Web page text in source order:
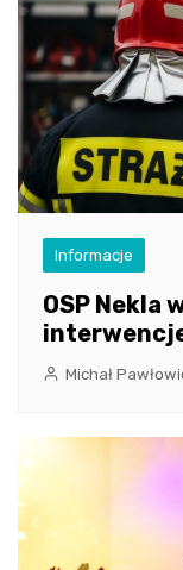
Informacje
OSP Nekla
Michał